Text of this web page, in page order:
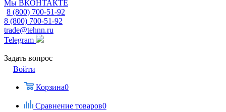
Мы ВКОНТАКТЕ
8 (800) 700-51-92
8 (800) 700-51-92
trade@tehnn.ru
Telegram
Задать вопрос
Войти
Корзина0
Сравнение товаров0